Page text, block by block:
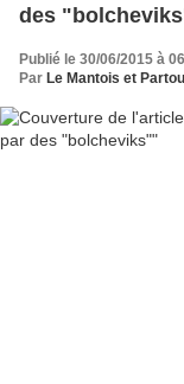
des
Publié le 30/06/2015 à
Par Le Mantois et